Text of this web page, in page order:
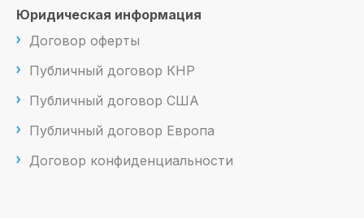
Юридическая информация
Договор оферты
Публичный договор КНР
Публичный договор США
Публичный договор Европа
Договор конфиденциальности